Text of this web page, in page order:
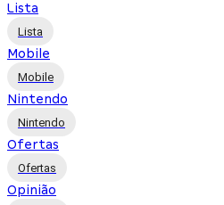
Lista
Lista
Mobile
Mobile
Nintendo
Nintendo
Ofertas
Ofertas
Opinião